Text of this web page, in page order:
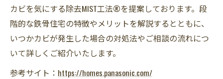
カビを気にする除去MIST工法®を提案しております。段
階的な鉄骨住宅の特徴やメリットを解説するとともに、
いつかカビが発生した場合の対処法やご相談の流れにつ
いて詳しくご紹介いたします。
参考サイト： https://homes.panasonic.com/